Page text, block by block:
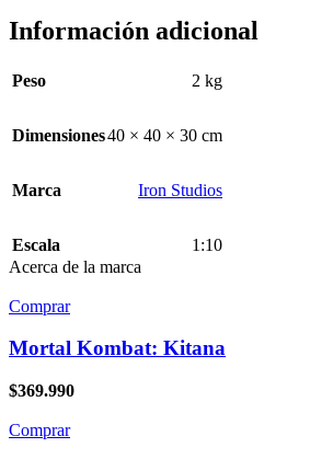
Información adicional
Peso 2 kg
Dimensiones40 × 40 × 30 cm
Marca Iron Studios
Escala
1:10
Acerca de la marca
Comprar
Mortal Kombat: Kitana
$369.990
Comprar